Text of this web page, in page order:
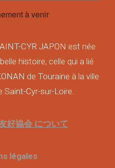
CYR JAPON est née
histoire, celle qui a lié
de Touraine à la ville
Cyr-sur-Loire.
好協会 について
légales
à venir